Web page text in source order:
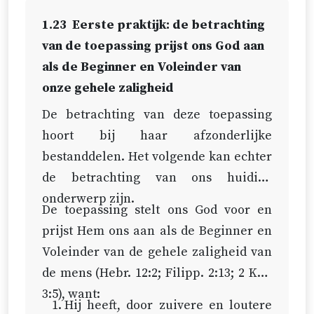
2 Petr. 1:10 ).
1.23 Eerste praktijk: de betrachting
van de toepassing prijst ons God aan
als de Beginner en Voleinder van
onze gehele zaligheid
De betrachting van deze toepassing
hoort bij haar afzonderlijke
bestanddelen. Het volgende kan echter
de betrachting van ons huidige
onderwerp zijn.
De toepassing stelt ons God voor en
prijst Hem ons aan als de Beginner en
Voleinder van de gehele zaligheid van
de mens (Hebr. 12:2; Filipp. 2:13; 2 Kor.
3:5), want:
Hij heeft, door zuivere en loutere